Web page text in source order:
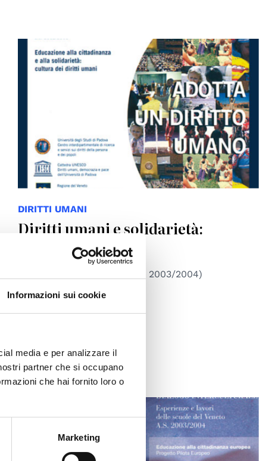
Informazioni sui cookie
media e per analizzare il
partner che si occupano
che hai fornito loro o
Marketing
DIRITTI UMANI
Diritti umani e solidarietà:
percorsi operativi
2° Corso di formazione (a.s. 2003/2004)
06.10.2009